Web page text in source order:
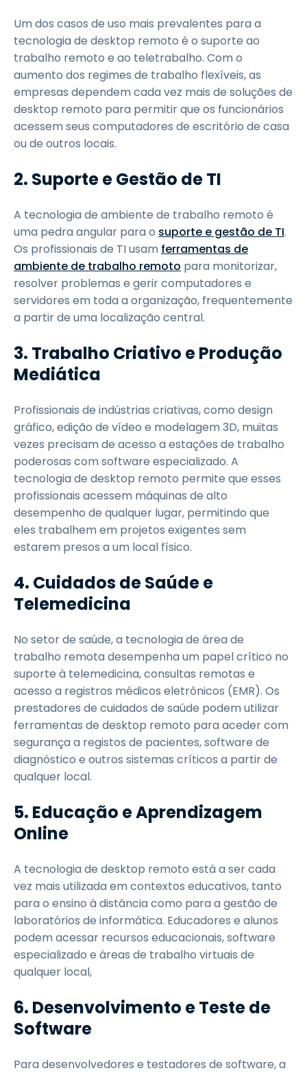
Um dos casos de uso mais prevalentes para a
tecnologia de desktop remoto é o suporte ao
trabalho remoto e ao teletrabalho. Com o
aumento dos regimes de trabalho flexíveis, as
empresas dependem cada vez mais de soluções de
desktop remoto para permitir que os funcionários
acessem seus computadores de escritório de casa
ou de outros locais.
2. Suporte e Gestão de TI
A tecnologia de ambiente de trabalho remoto é
uma pedra angular para o suporte e gestão de TI.
Os profissionais de TI usam ferramentas de
ambiente de trabalho remoto para monitorizar,
resolver problemas e gerir computadores e
servidores em toda a organização, frequentemente
a partir de uma localização central.
3. Trabalho Criativo e Produção
Mediática
Profissionais de indústrias criativas, como design
gráfico, edição de vídeo e modelagem 3D, muitas
vezes precisam de acesso a estações de trabalho
poderosas com software especializado. A
tecnologia de desktop remoto permite que esses
profissionais acessem máquinas de alto
desempenho de qualquer lugar, permitindo que
eles trabalhem em projetos exigentes sem
estarem presos a um local físico.
4. Cuidados de Saúde e
Telemedicina
No setor de saúde, a tecnologia de área de
trabalho remota desempenha um papel crítico no
suporte à telemedicina, consultas remotas e
acesso a registros médicos eletrônicos (EMR). Os
prestadores de cuidados de saúde podem utilizar
ferramentas de desktop remoto para aceder com
segurança a registos de pacientes, software de
diagnóstico e outros sistemas críticos a partir de
qualquer local.
5. Educação e Aprendizagem
Online
A tecnologia de desktop remoto está a ser cada
vez mais utilizada em contextos educativos, tanto
para o ensino à distância como para a gestão de
laboratórios de informática. Educadores e alunos
podem acessar recursos educacionais, software
especializado e áreas de trabalho virtuais de
qualquer local,
6. Desenvolvimento e Teste de
Software
Para desenvolvedores e testadores de software, a